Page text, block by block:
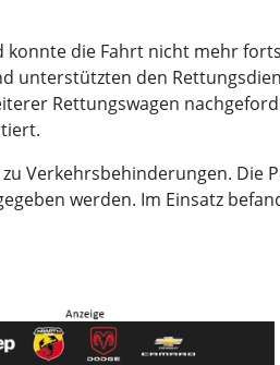
die Fahrt nicht mehr
unterstützten den
Rettungswagen
Verkehrsbehinderungen. Die
werden. Im Einsatz